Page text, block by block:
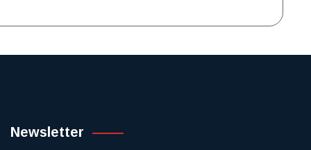
Newsletter